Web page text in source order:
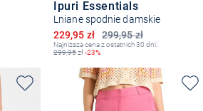
Ipuri Essentials
Lniane spodnie damskie
299,95 zł
Obniżona cena
229,95 zł
Najniższa cena z ostatnich 30 dni:
299,95zł-23%